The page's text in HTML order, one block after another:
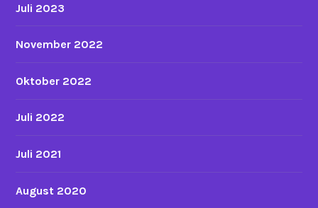
Juli 2023
November 2022
Oktober 2022
Juli 2022
Juli 2021
August 2020